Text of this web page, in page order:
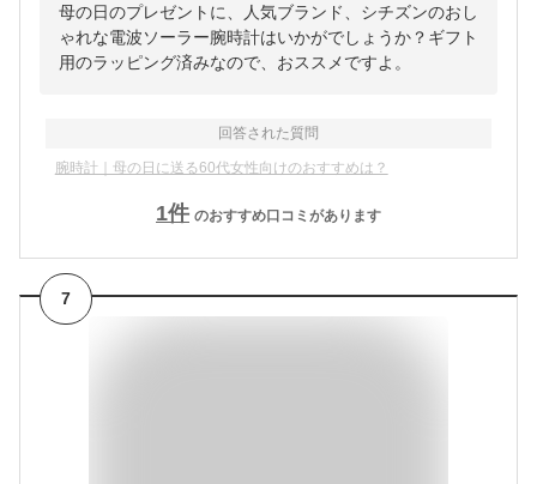
母の日のプレゼントに、人気ブランド、シチズンのおし
ゃれな電波ソーラー腕時計はいかがでしょうか？ギフト
用のラッピング済みなので、おススメですよ。
回答された質問
腕時計｜母の日に送る60代女性向けのおすすめは？
1件 のおすすめ口コミがあります
7